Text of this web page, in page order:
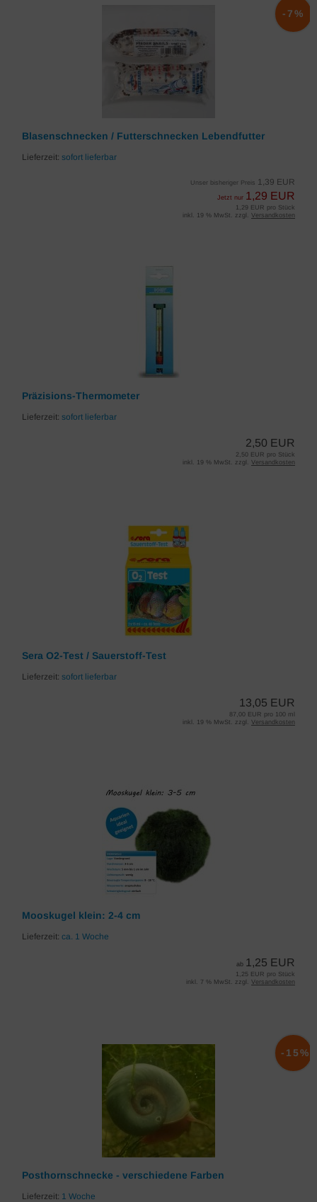
Blasenschnecken / Futterschnecken Lebendfutter
Lieferzeit: sofort lieferbar
Unser bisheriger Preis 1,39 EUR
Jetzt nur 1,29 EUR
-7%
1,29 EUR pro Stück
inkl. 19 % MwSt. zzgl. Versandkosten
Präzisions-Thermometer
Lieferzeit: sofort lieferbar
2,50 EUR
2,50 EUR pro Stück
inkl. 19 % MwSt. zzgl. Versandkosten
Sera O2-Test / Sauerstoff-Test
Lieferzeit: sofort lieferbar
13,05 EUR
87,00 EUR pro 100 ml
inkl. 19 % MwSt. zzgl. Versandkosten
Mooskugel klein: 2-4 cm
Lieferzeit: ca. 1 Woche
ab 1,25 EUR
1,25 EUR pro Stück
inkl. 7 % MwSt. zzgl. Versandkosten
Posthornschnecke - verschiedene Farben
Lieferzeit: 1 Woche
-15%